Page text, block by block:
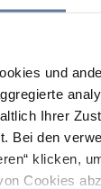
und
Ihrer
Bei den
klicken,
Cookies